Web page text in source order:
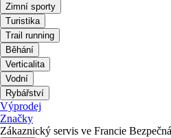
Zimní sporty
Turistika
Trail running
Běhání
Verticalita
Vodní
Rybářství
Výprodej
Značky
Zákaznický servis ve Francie